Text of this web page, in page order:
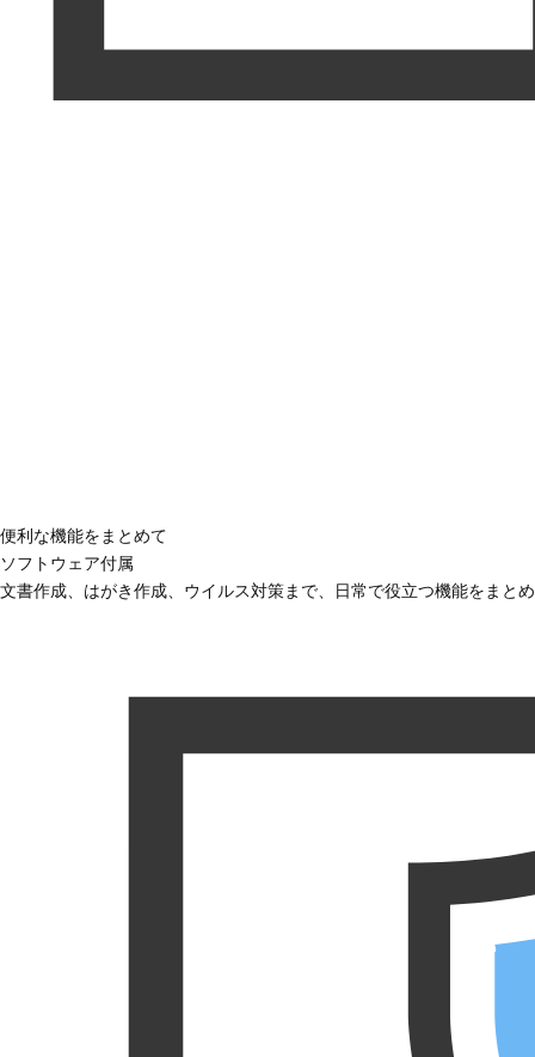
便利な機能をまとめて
ソフトウェア付属
文書作成、はがき作成、ウイルス対策まで、日常で役立つ機能をまと